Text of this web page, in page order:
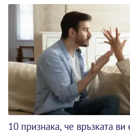
10 признака, че връзката ви